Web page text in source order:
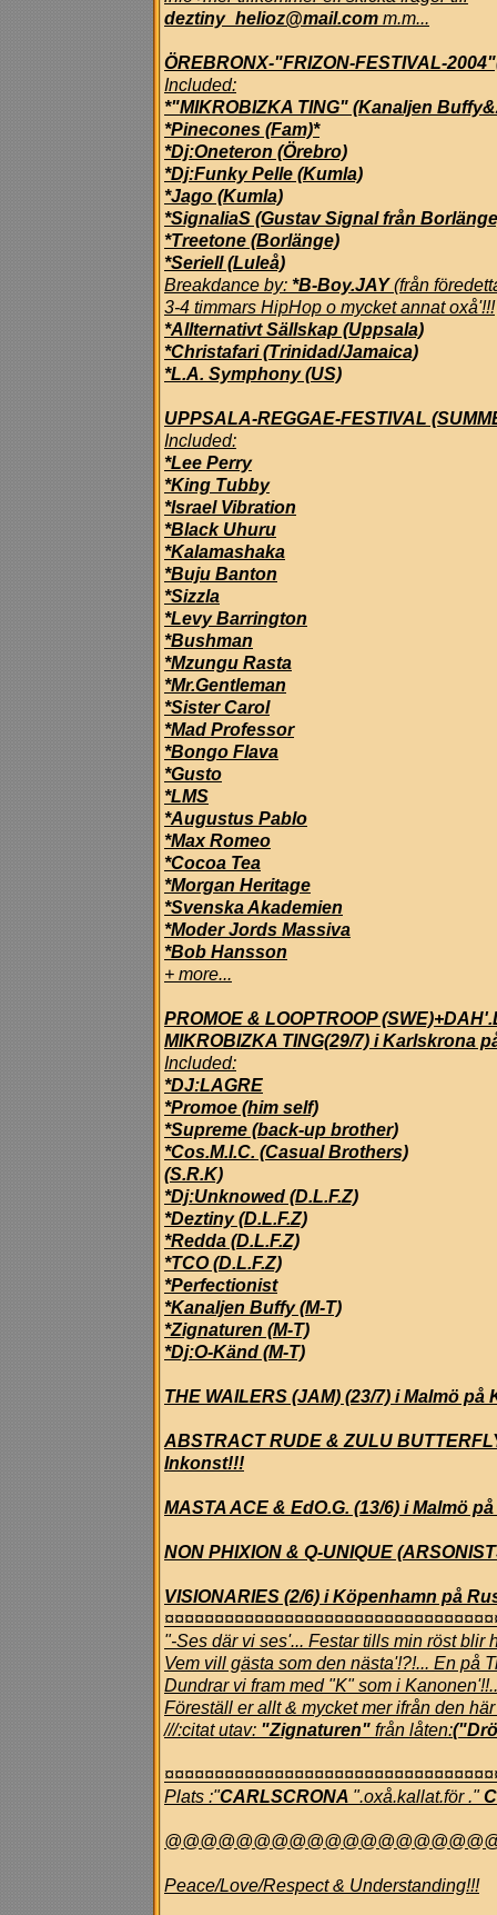
deztiny_helioz@mail.com m.m...
ÖREBRONX-"FRIZON-FESTIVAL-
Included:
*"MIKROBIZKA TING" (Kanaljen
*Pinecones (Fam)*
*Dj:Oneteron (Örebro)
*Dj:Funky Pelle (Kumla)
*Jago (Kumla)
*SignaliaS (Gustav Signal från
*Treetone (Borlänge)
*Seriell (Luleå)
Breakdance by: *B-Boy.JAY(från
3-4 timmars HipHop o mycket annat oxå'!!!
*Allternativt Sällskap (Uppsala)
*Christafari (Trinidad/Jamaica)
*L.A. Symphony (US)
UPPSALA-REGGAE-FESTIVAL
Included:
*Lee Perry
*King Tubby
*Israel Vibration
*Black Uhuru
*Kalamashaka
*Buju Banton
*Sizzla
*Levy Barrington
*Bushman
*Mzungu Rasta
*Mr.Gentleman
*Sister Carol
*Mad Professor
*Bongo Flava
*Gusto
*LMS
*Augustus Pablo
*Max Romeo
*Cocoa Tea
*Morgan Heritage
*Svenska Akademien
*Moder Jords Massiva
*Bob Hansson
+ more...
PROMOE & LOOPTROOP
MIKROBIZKA TING(29/7) i Karlskrona
Included:
*DJ:LAGRE
*Promoe (him self)
*Supreme (back-up brother)
*Cos.M.I.C. (Casual Brothers)
(S.R.K)
*Dj:Unknowed (D.L.F.Z)
*Deztiny (D.L.F.Z)
*Redda (D.L.F.Z)
*TCO (D.L.F.Z)
*Perfectionist
*Kanaljen Buffy (M-T)
*Zignaturen (M-T)
*Dj:O-Känd (M-T)
THE WAILERS (JAM) (23/7) i Malmö på
ABSTRACT RUDE & ZULU
Inkonst!!!
MASTA ACE & EdO.G. (13/6) i Malmö
NON PHIXION & Q-UNIQUE
VISIONARIES (2/6) i Köpenhamn på
"-Ses där vi ses'... Festar tills min röst blir
Vem vill gästa som den nästa'!?!... En på
Dundrar vi fram med "K" som i
Föreställ er allt & mycket mer ifrån den
///:citat utav: "Zignaturen" från låten:
Plats :"CARLSCRONA ".oxå.kallat.för."
Peace/Love/Respect & Understanding!!!